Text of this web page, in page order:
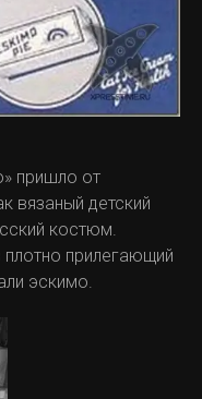
пришло от
вязаный детский
костюм.
прилегающий
эскимо.